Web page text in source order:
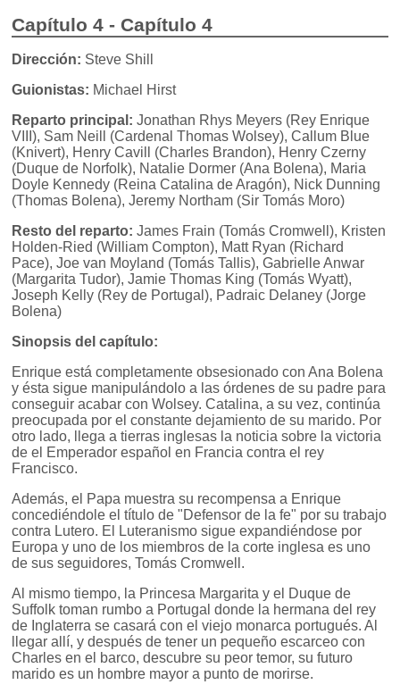
Capítulo 4 - Capítulo 4
Dirección: Steve Shill
Guionistas: Michael Hirst
Reparto principal: Jonathan Rhys Meyers (Rey Enrique
VIII), Sam Neill (Cardenal Thomas Wolsey), Callum Blue
(Knivert), Henry Cavill (Charles Brandon), Henry Czerny
(Duque de Norfolk), Natalie Dormer (Ana Bolena), Maria
Doyle Kennedy (Reina Catalina de Aragón), Nick Dunning
(Thomas Bolena), Jeremy Northam (Sir Tomás Moro)
Resto del reparto: James Frain (Tomás Cromwell), Kristen
Holden-Ried (William Compton), Matt Ryan (Richard
Pace), Joe van Moyland (Tomás Tallis), Gabrielle Anwar
(Margarita Tudor), Jamie Thomas King (Tomás Wyatt),
Joseph Kelly (Rey de Portugal), Padraic Delaney (Jorge
Bolena)
Sinopsis del capítulo:
Enrique está completamente obsesionado con Ana Bolena
y ésta sigue manipulándolo a las órdenes de su padre para
conseguir acabar con Wolsey. Catalina, a su vez, continúa
preocupada por el constante dejamiento de su marido. Por
otro lado, llega a tierras inglesas la noticia sobre la victoria
de el Emperador español en Francia contra el rey
Francisco.
Además, el Papa muestra su recompensa a Enrique
concediéndole el título de "Defensor de la fe" por su trabajo
contra Lutero. El Luteranismo sigue expandiéndose por
Europa y uno de los miembros de la corte inglesa es uno
de sus seguidores, Tomás Cromwell.
Al mismo tiempo, la Princesa Margarita y el Duque de
Suffolk toman rumbo a Portugal donde la hermana del rey
de Inglaterra se casará con el viejo monarca portugués. Al
llegar allí, y después de tener un pequeño escarceo con
Charles en el barco, descubre su peor temor, su futuro
marido es un hombre mayor a punto de morirse.